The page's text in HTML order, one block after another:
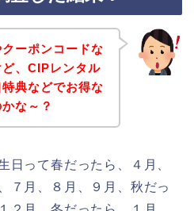
ーポンコードな
、CIPレンタル
典などでお得な
な～？
日って春だったら、４月、
７月、８月、９月、秋だっ